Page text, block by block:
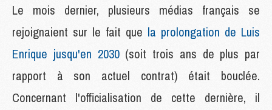
Le mois dernier, plusieurs médias français se
rejoignaient sur le fait que la prolongation de Luis
Enrique jusqu'en 2030(soit trois ans de plus par
rapport à son actuel contrat) était bouclée.
Concernant l'officialisation de cette dernière, il